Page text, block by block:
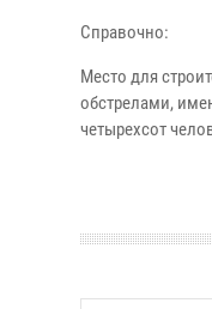
Справочно:
Место для
обстрелами,
четырехсот